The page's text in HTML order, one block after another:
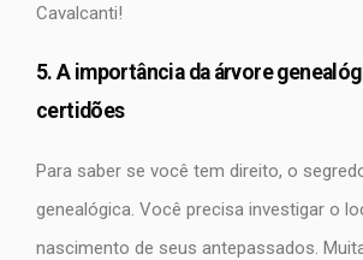
Cavalcanti!
5. A importância da árvore
certidões
Para saber se você tem direito, o
genealógica. Você precisa investigar o
nascimento de seus antepassados.